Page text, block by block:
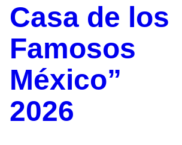
Casa de los
Famosos
México”
2026